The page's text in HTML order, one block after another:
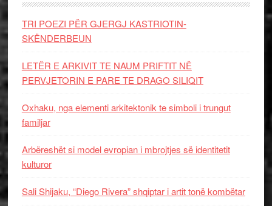
TRI POEZI PËR GJERGJ KASTRIOTIN-
SKËNDERBEUN
LETËR E ARKIVIT TE NAUM PRIFTIT NË
PERVJETORIN E PARE TE DRAGO SILIQIT
Oxhaku, nga elementi arkitektonik te simboli i trungut
familjar
Arbëreshët si model evropian i mbrojtjes së identitetit
kulturor
Sali Shijaku, “Diego Rivera” shqiptar i artit tonë kombëtar